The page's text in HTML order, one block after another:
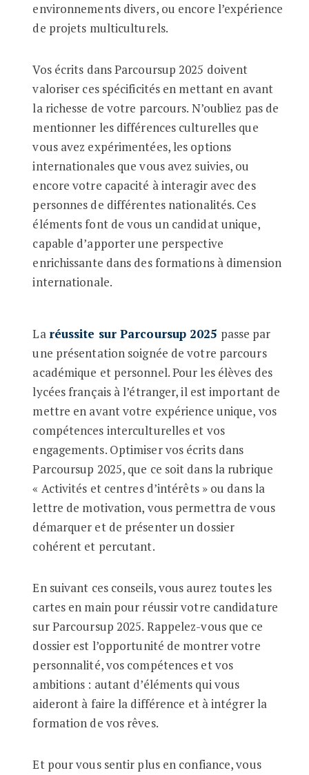
environnements divers, ou encore l’expérience
de projets multiculturels.
Vos écrits dans Parcoursup 2025 doivent
valoriser ces spécificités en mettant en avant
la richesse de votre parcours. N’oubliez pas de
mentionner les différences culturelles que
vous avez expérimentées, les options
internationales que vous avez suivies, ou
encore votre capacité à interagir avec des
personnes de différentes nationalités. Ces
éléments font de vous un candidat unique,
capable d’apporter une perspective
enrichissante dans des formations à dimension
internationale.
La réussite sur Parcoursup 2025 passe par
une présentation soignée de votre parcours
académique et personnel. Pour les élèves des
lycées français à l’étranger, il est important de
mettre en avant votre expérience unique, vos
compétences interculturelles et vos
engagements. Optimiser vos écrits dans
Parcoursup 2025, que ce soit dans la rubrique
« Activités et centres d’intérêts » ou dans la
lettre de motivation, vous permettra de vous
démarquer et de présenter un dossier
cohérent et percutant.
En suivant ces conseils, vous aurez toutes les
cartes en main pour réussir votre candidature
sur Parcoursup 2025. Rappelez-vous que ce
dossier est l’opportunité de montrer votre
personnalité, vos compétences et vos
ambitions : autant d’éléments qui vous
aideront à faire la différence et à intégrer la
formation de vos rêves.
Et pour vous sentir plus en confiance, vous